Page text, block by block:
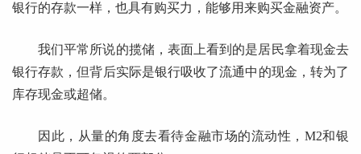
银行的存款一样，也具有购买力，能够用来购买金融资产。
我们平常所说的揽储，表面上看到的是居民拿着现金去
银行存款，但背后实际是银行吸收了流通中的现金，转为了
库存现金或超储。
因此，从量的角度去看待金融市场的流动性，M2和银